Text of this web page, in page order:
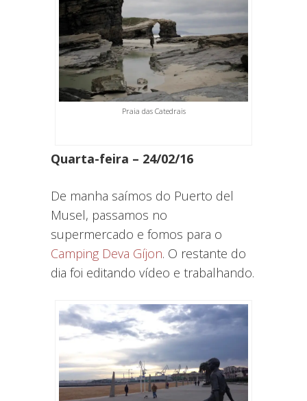
Praia das Catedrais
Quarta-feira – 24/02/16
De manha saímos do Puerto del
Musel, passamos no
supermercado e fomos para o
Camping Deva Gíjon. O restante do
dia foi editando vídeo e trabalhando.